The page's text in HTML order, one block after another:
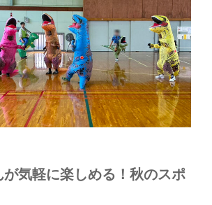
気軽に楽しめる！秋のスポ